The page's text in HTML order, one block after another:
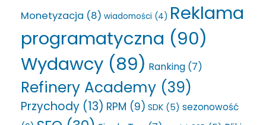
Monetyzacja (8) wiadomości (4) Reklama
programatyczna (90)
Wydawcy (89) Ranking (7)
Refinery Academy (39)
Przychody (13) RPM (9) SDK (5) sezonowość